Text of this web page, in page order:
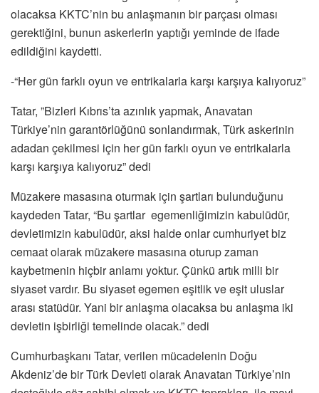
olacaksa KKTC’nin bu anlaşmanın bir parçası olması
gerektiğini, bunun askerlerin yaptığı yeminde de ifade
edildiğini kaydetti.
-“Her gün farklı oyun ve entrikalarla karşı karşıya kalıyoruz”
Tatar, ”Bizleri Kıbrıs’ta azınlık yapmak, Anavatan
Türkiye’nin garantörlüğünü sonlandırmak, Türk askerinin
adadan çekilmesi için her gün farklı oyun ve entrikalarla
karşı karşıya kalıyoruz” dedi
Müzakere masasına oturmak için şartları bulunduğunu
kaydeden Tatar, “Bu şartlar egemenliğimizin kabulüdür,
devletimizin kabulüdür, aksi halde onlar cumhuriyet biz
cemaat olarak müzakere masasına oturup zaman
kaybetmenin hiçbir anlamı yoktur. Çünkü artık milli bir
siyaset vardır. Bu siyaset egemen eşitlik ve eşit uluslar
arası statüdür. Yani bir anlaşma olacaksa bu anlaşma iki
devletin işbirliği temelinde olacak.” dedi
Cumhurbaşkanı Tatar, verilen mücadelenin Doğu
Akdeniz’de bir Türk Devleti olarak Anavatan Türkiye’nin